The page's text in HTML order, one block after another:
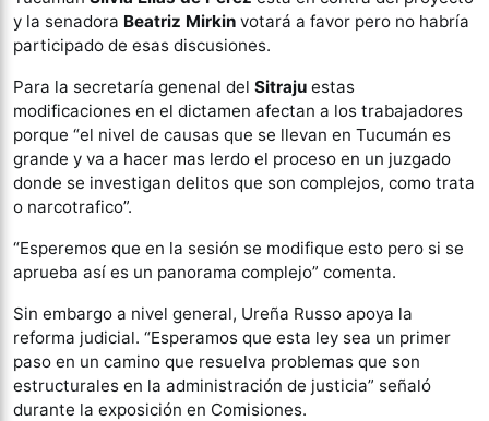
y la senadora Beatriz Mirkin votará a favor pero no habría
participado de esas discusiones.
Para la secretaría genenal del Sitraju estas
modificaciones en el dictamen afectan a los trabajadores
porque “el nivel de causas que se llevan en Tucumán es
grande y va a hacer mas lerdo el proceso en un juzgado
donde se investigan delitos que son complejos, como trata
o narcotrafico”.
“Esperemos que en la sesión se modifique esto pero si se
aprueba así es un panorama complejo” comenta.
Sin embargo a nivel general, Ureña Russo apoya la
reforma judicial. “Esperamos que esta ley sea un primer
paso en un camino que resuelva problemas que son
estructurales en la administración de justicia” señaló
durante la exposición en Comisiones.